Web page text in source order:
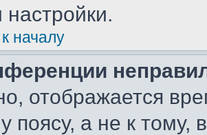
настройки.
началу
отображается
поясу, а не к тому,